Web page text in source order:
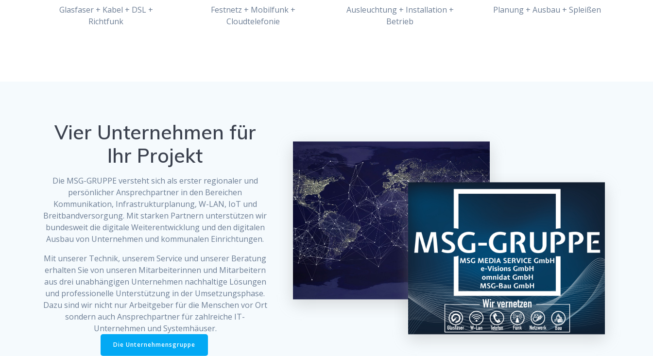
Glasfaser + Kabel + DSL +
Richtfunk
Festnetz + Mobilfunk +
Cloudtelefonie
Ausleuchtung + Installation +
Betrieb
Planung + Ausbau + Spleißen
Vier Unternehmen für
Ihr Projekt
Die MSG-GRUPPE versteht sich als erster regionaler und
persönlicher Ansprechpartner in den Bereichen
Kommunikation, Infrastrukturplanung, W-LAN, IoT und
Breitbandversorgung. Mit starken Partnern unterstützen wir
bundesweit die digitale Weiterentwicklung und den digitalen
Ausbau von Unternehmen und kommunalen Einrichtungen.
Mit unserer Technik, unserem Service und unserer Beratung
erhalten Sie von unseren Mitarbeiterinnen und Mitarbeitern
aus drei unabhängigen Unternehmen nachhaltige Lösungen
und professionelle Unterstützung in der Umsetzungsphase.
Dazu sind wir nicht nur Arbeitgeber für die Menschen vor Ort
sondern auch Ansprechpartner für zahlreiche IT-
Unternehmen und Systemhäuser.
Die Unternehmensgruppe